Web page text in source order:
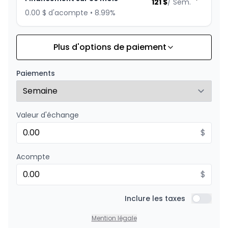
0.00 $ d'acompte • 8.99%
Financement sur 24 mois
0.00 $ d'acompte • 8.99%
À partir de :
Plus d'options de paiement
Paiements
Valeur d'échange
$
Acompte
$
Inclure les taxes Inclure
Mention légale